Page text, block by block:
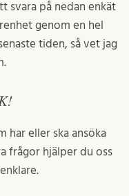
svara på nedan enkät
genom en hel
tiden, så vet jag
har eller ska ansöka
frågor hjälper du oss